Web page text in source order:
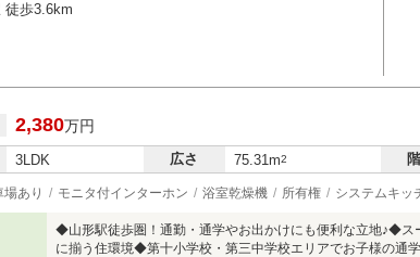
徒歩3.6km
2,380万円
3LDK 広さ 75.31m2
場あり モニタ付インターホン 浴室乾燥機 所有権 システムキッ
◆山形駅徒歩圏！通勤・通学やお出かけにも便利な立地♪◆ス
に揃う住環境◆第十小学校・第三中学校エリアでお子様の通